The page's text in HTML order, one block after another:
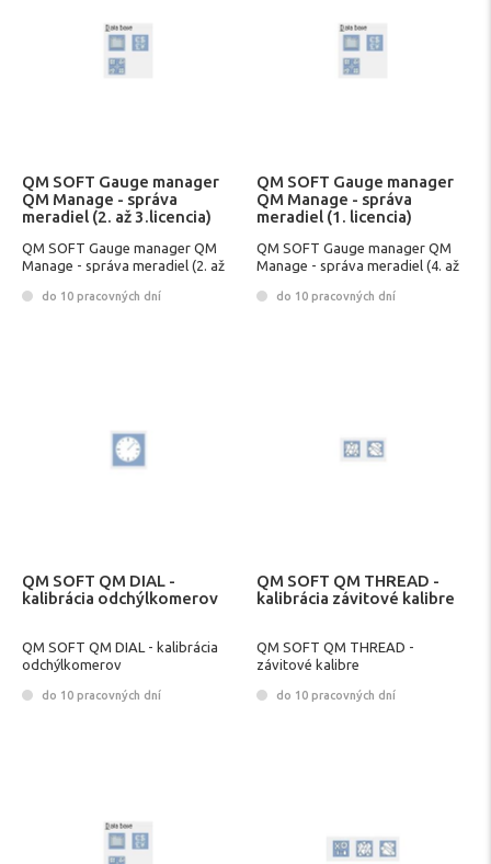
QM SOFT Gauge manager
QM Manage - správa
meradiel (2. až 3.licencia)
QM SOFT Gauge manager QM
Manage - správa meradiel (2. až
do 10 pracovných dní
QM SOFT Gauge manager
QM Manage - správa
meradiel (1. licencia)
QM SOFT Gauge manager QM
Manage - správa meradiel (4. až
do 10 pracovných dní
QM SOFT QM DIAL -
kalibrácia odchýlkomerov
QM SOFT QM DIAL - kalibrácia
odchýlkomerov
do 10 pracovných dní
QM SOFT QM THREAD -
kalibrácia závitové kalibre
QM SOFT QM THREAD -
závitové kalibre
do 10 pracovných dní